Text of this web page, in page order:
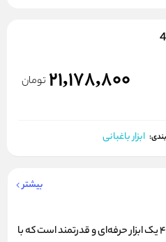
21,178,800 تومان
ابزار باغبانی
بیشتر
اره زنجیری رونیکس مدل 4742 یک ابزار حرفه‌ای و قدرتمند است که با